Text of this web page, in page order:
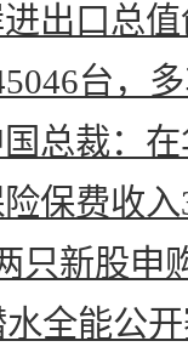
进出口总
台，
总裁：
保费收
只新股申
全能公